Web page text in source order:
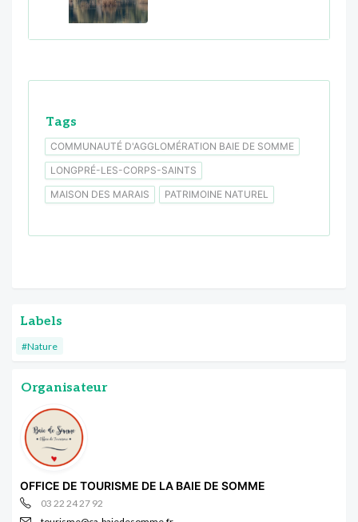
Tags
COMMUNAUTÉ D'AGGLOMÉRATION BAIE DE SOMME
LONGPRÉ-LES-CORPS-SAINTS
MAISON DES MARAIS
PATRIMOINE NATUREL
Labels
#Nature
Organisateur
OFFICE DE TOURISME DE LA BAIE DE SOMME
03 22 24 27 92